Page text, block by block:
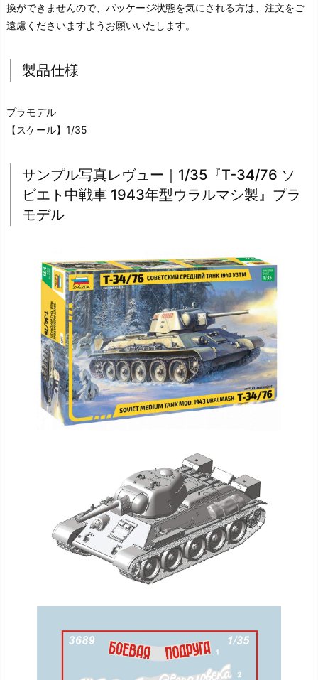
換ができませんので、パッケージ状態を気にされる方は、注文をご
遠慮くださいますようお願いいたします。
製品仕様
プラモデル
【スケール】1/35
サンプル写真レヴュー｜1/35『T-34/76 ソ
ビエト中戦車 1943年型ウラルマシ製』プラ
モデル